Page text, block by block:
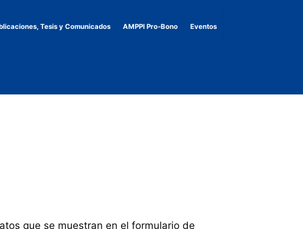
Tesis y Comunicados AMPPI Pro-Bono Eventos
que se muestran en el formulario de